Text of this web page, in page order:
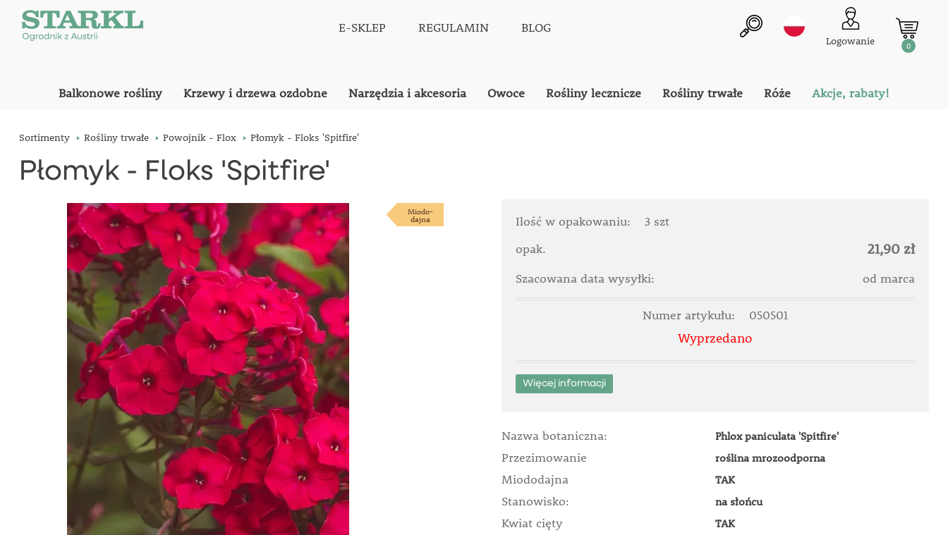
E-SKLEP REGULAMIN BLOG
Logowanie 0
Balkonowe rośliny Krzewy i drzewa ozdobne Narzędzia i akcesoria Owoce Rośliny lecznicze Rośliny trwałe Róże Akcje, rabaty!
Sortimenty Rośliny trwałe Powojnik - Flox Płomyk - Floks 'Spitfire'
Płomyk - Floks 'Spitfire'
Miodo-
dajna Ilość w opakowaniu:
3 szt
opak.
21,90 zł
Szacowana data wysyłki: od marca
Numer artykułu: 050501
Wyprzedano
Więcej informacji
Nazwa botaniczna: Phlox paniculata 'Spitfire'
Przezimowanie roślina mrozoodporna
Miododajna TAK
Stanowisko: na słońcu
Kwiat cięty TAK